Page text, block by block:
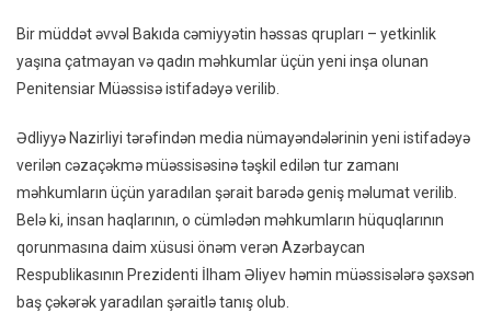
Bir müddət əvvəl Bakıda cəmiyyətin həssas qrupları – yetkinlik
yaşına çatmayan və qadın məhkumlar üçün yeni inşa olunan
Penitensiar Müəssisə istifadəyə verilib.
Ədliyyə Nazirliyi tərəfindən media nümayəndələrinin yeni istifadəyə
verilən cəzaçəkmə müəssisəsinə təşkil edilən tur zamanı
məhkumların üçün yaradılan şərait barədə geniş məlumat verilib.
Belə ki, insan haqlarının, o cümlədən məhkumların hüquqlarının
qorunmasına daim xüsusi önəm verən Azərbaycan
Respublikasının Prezidenti İlham Əliyev həmin müəssisələrə şəxsən
baş çəkərək yaradılan şəraitlə tanış olub.